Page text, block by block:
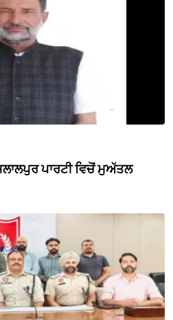
ਪਾਰਟੀ ਵਿਚੋਂ ਮੁਅੱਤਲ